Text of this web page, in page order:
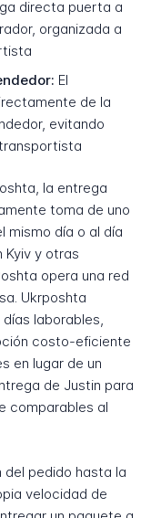
directa puerta a
organizada a
El
de la
evitando
la entrega
toma de uno
mismo día o al día
Kyiv y otras
opera una red
Ukrposhta
laborables,
costo-eficiente
en lugar de un
de Justin para
comparables al
pedido hasta la
velocidad de